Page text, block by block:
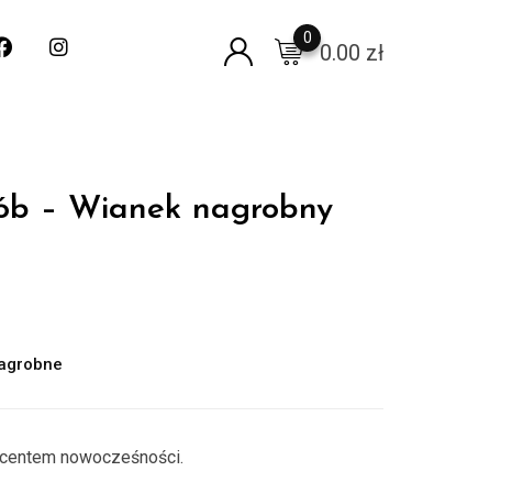
0.00 zł
0
– Wianek nagrobny
nowocześności.